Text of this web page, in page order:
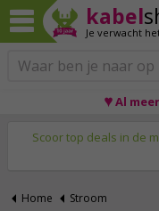
kabel
Je verwacht
♥ Al
Scoor top deals in de
Home Stroom